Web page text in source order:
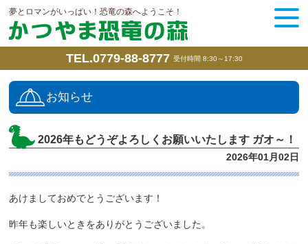
夢とロマンがいっぱい！恐竜の森へようこそ！
TEL.0779-88-8777 受付時間 8:30～17:30
お知らせ
2026年もどうぞよろしくお願いいたします ガオ～！
2026年01月02日
あけましておめでとうございます！
昨年も楽しいときをありがとうございました。